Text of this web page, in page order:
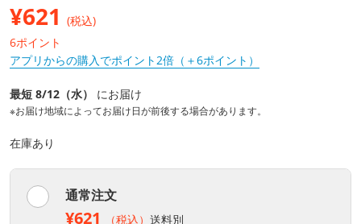
¥621 (税込)
6ポイント
アプリからの購入でポイント2倍（＋6ポイント）
最短 8/12（水） にお届け
※お届け地域によってお届け日が前後する場合があります。
在庫あり
通常注文
¥621 （税込） 送料別